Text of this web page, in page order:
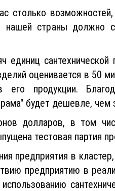
столько
страны должно
сантехнической
оценивается в 50
его продукции.
будет дешевле, чем
долларов, в том
тестовая партия
предприятия в
предприятию в